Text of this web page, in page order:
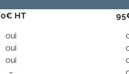
HT
oui
oui
oui
–